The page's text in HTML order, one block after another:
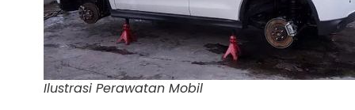
Ilustrasi Perawatan Mobil